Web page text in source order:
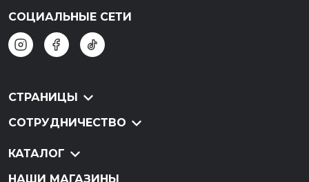
СОЦИАЛЬНЫЕ СЕТИ
СТРАНИЦЫ
СОТРУДНИЧЕСТВО
КАТАЛОГ
НАШИ МАГАЗИНЫ